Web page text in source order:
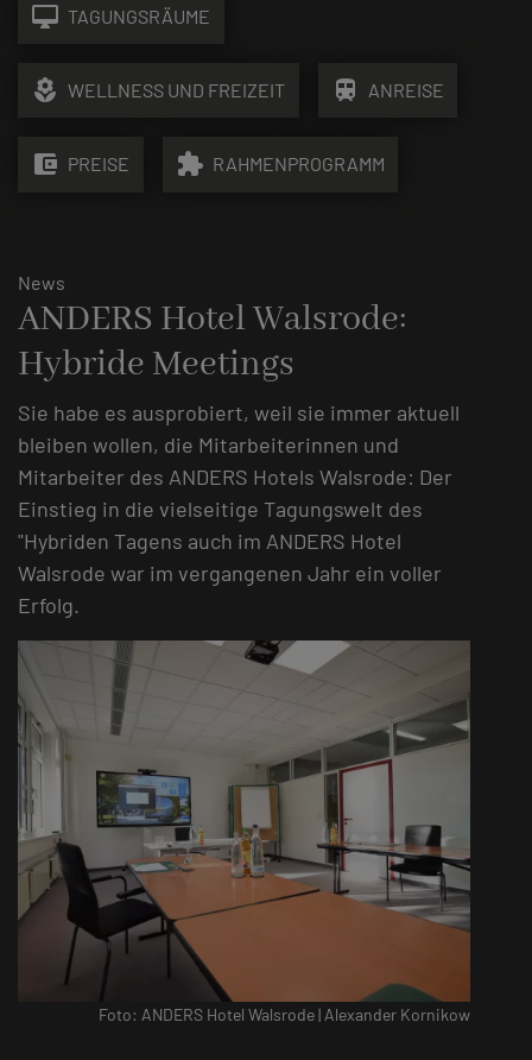
desktop_mac TAGUNGSRÄUME
local_florist WELLNESS UND FREIZEIT train ANREISE
account_balance_wallet PREISE extension RAHMENPROGRAMM
News
ANDERS Hotel Walsrode:
Hybride Meetings
Sie habe es ausprobiert, weil sie immer aktuell
bleiben wollen, die Mitarbeiterinnen und
Mitarbeiter des ANDERS Hotels Walsrode: Der
Einstieg in die vielseitige Tagungswelt des
"Hybriden Tagens auch im ANDERS Hotel
Walsrode war im vergangenen Jahr ein voller
Erfolg.
Foto: ANDERS Hotel Walsrode | Alexander Kornikow